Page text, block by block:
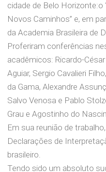
cidade de Belo Horizonte:o
Novos Caminhos” e, em
da Academia Brasileira de
Proferiram conferências
acadêmicos: Ricardo-
Aguiar, Sergio Cavalieri
da Gama, Alexandre
Salvo Venosa e Pablo
Grau e Agostinho do
Em sua reunião de
Declarações de
brasileiro.
Tendo sido um absoluto